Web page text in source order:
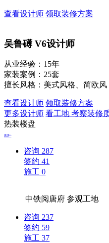
查看设计师 领取装修方案
吴鲁礡V6设计师
从业经验：15年
家装案例：25套
擅长风格：美式风格、简欧风
查看设计师 领取装修方案
更多设计师 看工地 考察装修
热装楼盘
更多>
咨询 287
签约 41
施工 0
中铁阅唐府参观工地
咨询 237
签约 59
施工 37